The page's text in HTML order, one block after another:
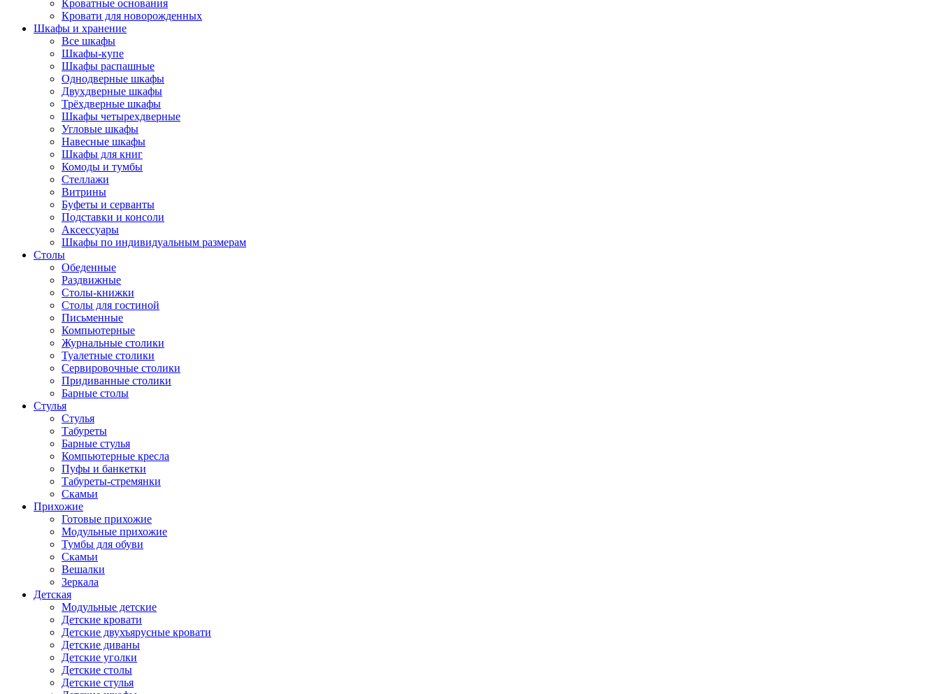
Кроватные основания
Кровати для новорожденных
Шкафы и хранение
Все шкафы
Шкафы-купе
Шкафы распашные
Однодверные шкафы
Двухдверные шкафы
Трёхдверные шкафы
Шкафы четырехдверные
Угловые шкафы
Навесные шкафы
Шкафы для книг
Комоды и тумбы
Стеллажи
Витрины
Буфеты и серванты
Подставки и консоли
Аксессуары
Шкафы по индивидуальным размерам
Столы
Обеденные
Раздвижные
Столы-книжки
Столы для гостиной
Письменные
Компьютерные
Журнальные столики
Туалетные столики
Сервировочные столики
Придиванные столики
Барные столы
Стулья
Стулья
Табуреты
Барные стулья
Компьютерные кресла
Пуфы и банкетки
Табуреты-стремянки
Скамьи
Прихожие
Готовые прихожие
Модульные прихожие
Тумбы для обуви
Скамьи
Вешалки
Зеркала
Детская
Модульные детские
Детские кровати
Детские двухъярусные кровати
Детские диваны
Детские уголки
Детские столы
Детские стулья